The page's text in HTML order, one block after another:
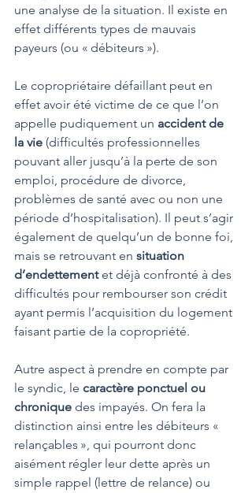
une analyse de la situation. Il existe en
effet différents types de mauvais
payeurs (ou « débiteurs »).
Le copropriétaire défaillant peut en
effet avoir été victime de ce que l’on
appelle pudiquement un accident de
la vie (difficultés professionnelles
pouvant aller jusqu’à la perte de son
emploi, procédure de divorce,
problèmes de santé avec ou non une
période d’hospitalisation). Il peut s’agir
également de quelqu’un de bonne foi,
mais se retrouvant en situation
d’endettement et déjà confronté à des
difficultés pour rembourser son crédit
ayant permis l’acquisition du logement
faisant partie de la copropriété.
Autre aspect à prendre en compte par
le syndic, le caractère ponctuel ou
chronique des impayés. On fera la
distinction ainsi entre les débiteurs «
relançables », qui pourront donc
aisément régler leur dette après un
simple rappel (lettre de relance) ou